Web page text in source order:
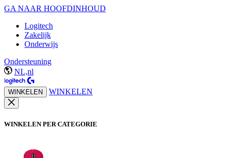
GA NAAR HOOFDINHOUD
Logitech
Zakelijk
Onderwijs
Ondersteuning
NL,nl
WINKELEN WINKELEN
WINKELEN PER CATEGORIE